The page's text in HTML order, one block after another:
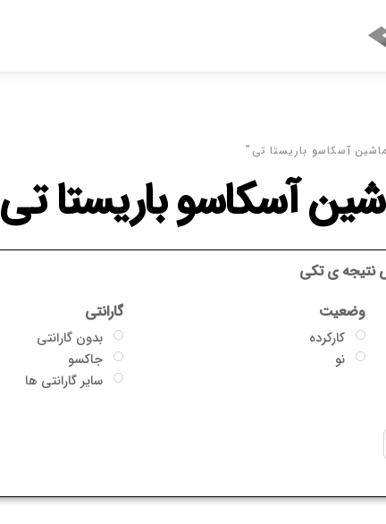
آسکاسو باریستا تی”
آسکاسو باریستا تی
نتیجه ی تکی
وضعیت
کارکرده
نو
گارانتی
بدون گارانتی
جاکسو
سایر گارانتی ها